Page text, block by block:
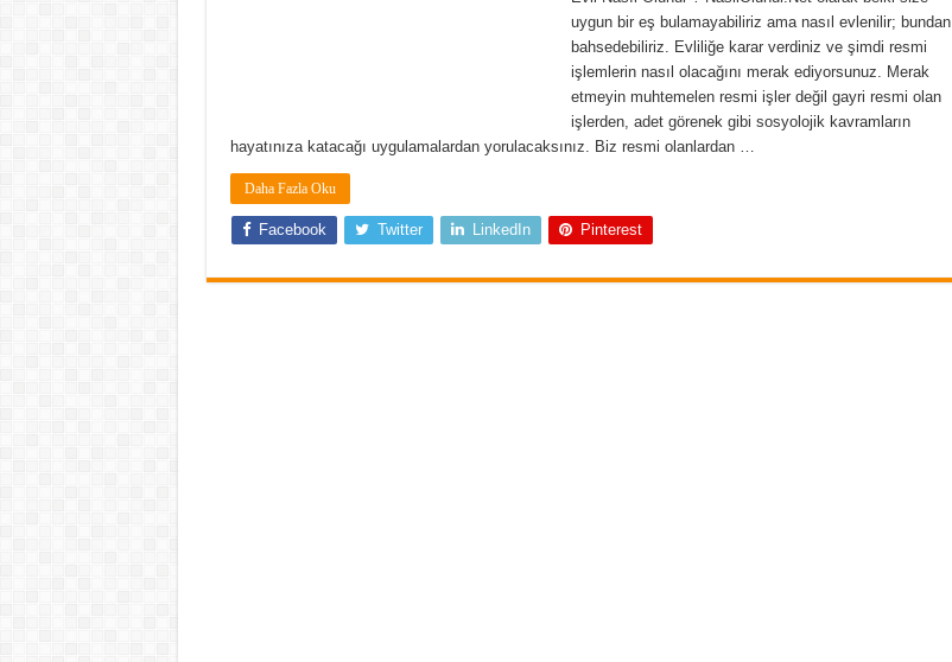
uygun bir eş bulamayabiliriz ama nasıl evlenilir; bundan
bahsedebiliriz. Evliliğe karar verdiniz ve şimdi resmi
işlemlerin nasıl olacağını merak ediyorsunuz. Merak
etmeyin muhtemelen resmi işler değil gayri resmi olan
işlerden, adet görenek gibi sosyolojik kavramların
hayatınıza katacağı uygulamalardan yorulacaksınız. Biz resmi olanlardan …
Daha Fazla Oku
Facebook Twitter LinkedIn Pinterest